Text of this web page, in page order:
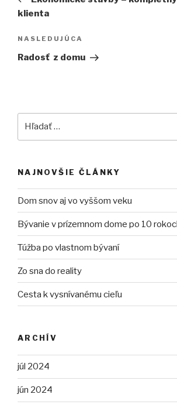
článku
klienta
Ďalší
článok
NASLEDUJÚCA
Radosť z domu
NAJNOVŠIE ČLÁNKY
Dom snov aj vo vyššom veku
Bývanie v prízemnom dome po 10
Túžba po vlastnom bývaní
Zo sna do reality
Cesta k vysnívanému cieľu
ARCHÍV
júl 2024
jún 2024